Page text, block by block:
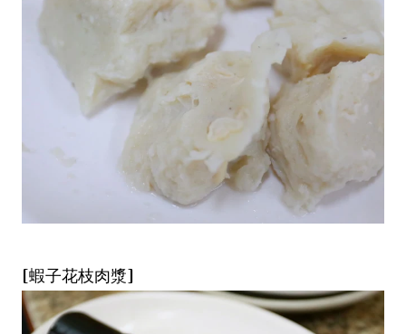
[蝦子花枝肉漿]